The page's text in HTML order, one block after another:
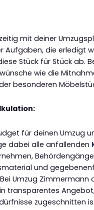
mit deiner
Aufgaben, die erledigt
Stück für Stück ab.
wie die
besonderen
für deinen Umzug
dabei alle anfallenden
und
Umzug Zimmermann
transparentes
zugeschnitten